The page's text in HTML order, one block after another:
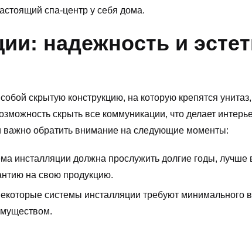
спа-центр у себя дома.
надежность и
скрытую конструкцию, на которую крепятся
скрыть все коммуникации, что делает
обратить внимание на следующие моменты:
инсталляции должна прослужить долгие годы,
на свою продукцию.
системы инсталляции требуют минимального